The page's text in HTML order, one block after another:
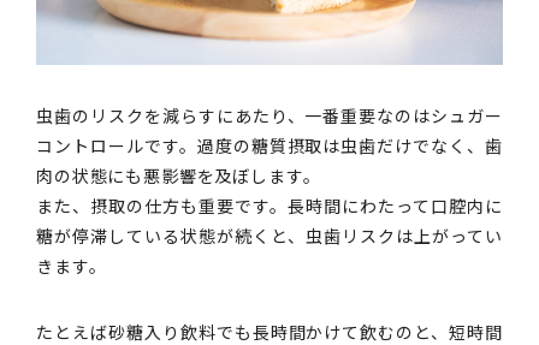
虫歯のリスクを減らすにあたり、一番重要なのはシュガー
コントロールです。過度の糖質摂取は虫歯だけでなく、歯
肉の状態にも悪影響を及ぼします。
また、摂取の仕方も重要です。長時間にわたって口腔内に
糖が停滞している状態が続くと、虫歯リスクは上がってい
きます。
たとえば砂糖入り飲料でも長時間かけて飲むのと、短時間